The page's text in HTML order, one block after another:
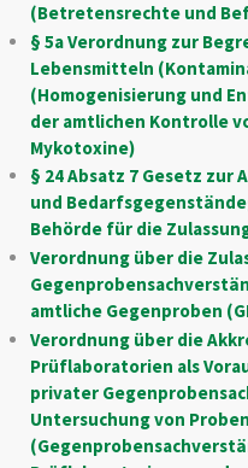
(Betretensrechte und
§ 5a Verordnung zur
Lebensmitteln
(Homogenisierung und
der amtlichen Kontrolle
Mykotoxine)
§ 24 Absatz 7 Gesetz
und
Behörde für die
Verordnung über die
amtliche Gegenproben
Verordnung über die
Prüflaboratorien als
privater
Untersuchung von Proben